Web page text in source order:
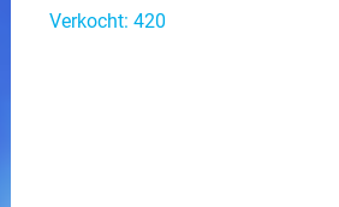
Verkocht: 420